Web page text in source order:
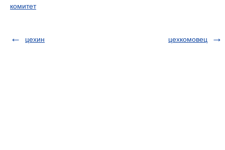
комитет
цехин цехкомовец